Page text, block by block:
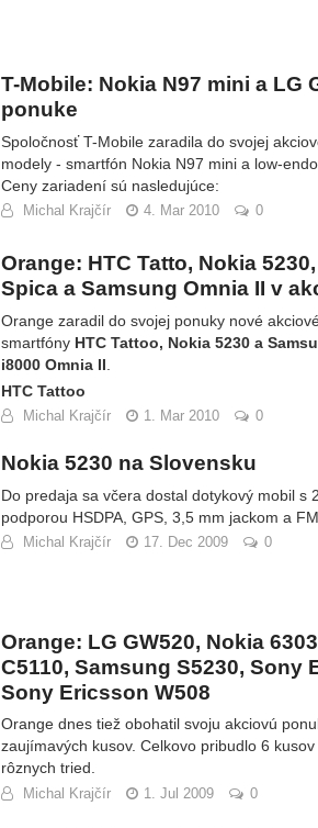
T-Mobile: Nokia N97 mini a LG
ponuke
Spoločnosť T-Mobile zaradila do svojej
modely - smartfón Nokia N97 mini a low-
Ceny zariadení sú nasledujúce:
Michal Krajčír 4. Mar 2010 0
Orange: HTC Tatto, Nokia
Spica a Samsung Omnia II v
Orange zaradil do svojej ponuky nové
smartfóny HTC Tattoo, Nokia 5230 a
i8000 Omnia II
HTC Tattoo
Michal Krajčír 1. Mar 2010 0
Nokia 5230 na Slovensku
Do predaja sa včera dostal dotykový mobil s
podporou HSDPA, GPS, 3,5 mm jackom a
Michal Krajčír 17. Dec 2009 0
Orange: LG GW520, Nokia
C5110, Samsung S5230, Sony
Sony Ericsson W508
Orange dnes tiež obohatil svoju akciovú
zaujímavých kusov. Celkovo pribudlo 6
rôznych tried.
Michal Krajčír 1. Jul 2009 0